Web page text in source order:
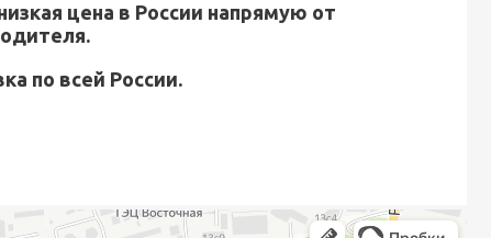
цена в России напрямую от
по всей России.